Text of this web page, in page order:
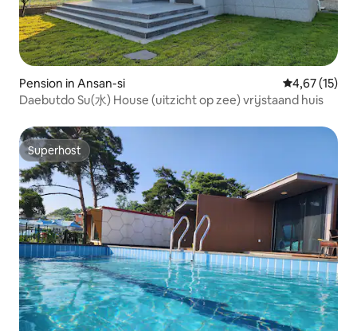
Pension in Ansan-si Gemiddelde
4,67 (15)
Daebutdo Su(水) House (uitzicht op zee) vrijstaand huis
Superhost
Superhost